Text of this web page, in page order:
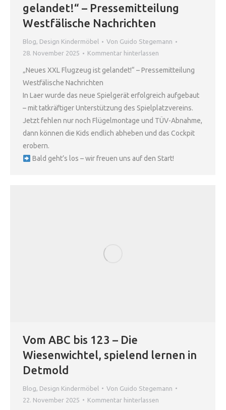
gelandet!“ – Pressemitteilung
Westfälische Nachrichten
Blog, Design Kindermöbel Von Guido Stegemann
28. November 2025
Kommentar hinterlassen
„Neues XXL Flugzeug ist gelandet!“ – Pressemitteilung
Westfälische Nachrichten
In Laer wurde das neue Spielgerät erfolgreich aufgebaut
– mit tatkräftiger Unterstützung des Spielplatzvereins.
Jetzt fehlen nur noch Flügelmontage und TÜV-Abnahme,
dann können die Kids endlich abheben und das Cockpit
erobern.
Bald geht’s los – wir freuen uns auf den Start!
Vom ABC bis 123 – Die
Wiesenwichtel, spielend lernen in
Detmold
Blog Design Kindermöbel Von Guido Stegemann
22. November 2025
Kommentar hinterlassen